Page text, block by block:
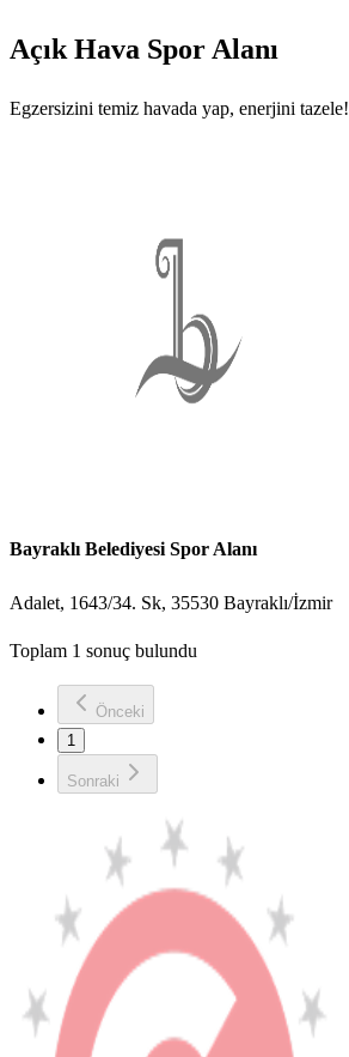
Açık Hava Spor Alanı
Egzersizini temiz havada yap, enerjini tazele!
Bayraklı Belediyesi Spor Alanı
Adalet, 1643/34. Sk, 35530 Bayraklı/İzmir
Toplam 1 sonuç bulundu
Önceki
1
Sonraki